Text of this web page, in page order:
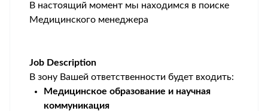
В настоящий момент мы находимся в поиске
Медицинского менеджера
Job Description
В зону Вашей ответственности будет входить:
Медицинское образование и научная
коммуникация